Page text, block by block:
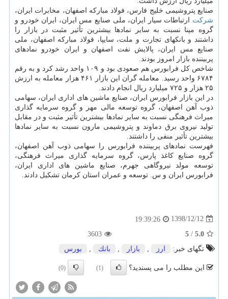
صنایع پتروشیمی خلیج فارس، فولاد مباركه اصفهان، مخابرات ایران،
شركت ارتباطات سیار ایران، ملی صنایع مس ایران، ایران خودرو و
گروه مپنا نسبت به سایر نمادها بیشترین تأثیر مثبت در بازار را
داشتند و بانكهای تجارت و ملت، سایپا، فولاد مباركه اصفهان، ملی
صنایع مس ایران، پالایش نفت اصفهان و ایران خودرو نمادهای
پربیننده بازار امروز بودند.
شاخص كل فرابورس هم صعودی بود و ۱۰۹ واحد رشد كرد و به رقم
۶۷۸۴ واحد رسید. معامله گران این بازار ۴۶۱ هزار معامله به ارزش
۲۵ هزار و ۷۲۵ میلیارد ریال انجام دادند.
در این بازار فرابورس ایران، صنایع ماشین های اداری ایران، سهامی
ذوب آهن اصفهان، گروه توسعه مالی مهر و گروه سرمایه گذاری
میراث فرهنگی نسبت به سایر نمادها بیشترین تأثیر مثبت و در مقابل
تولید نیروی برق دماوند و پتروشیمی مارون نسبت به سایر نمادها
بیشترین تأثیر منفی را داشتند.
فهرست نمادهای پربیننده فرابورس را سهامی ذوب آهن اصفهان،
گروه صنایع كاغذ پارس، گروه سرمایه گذاری میراث فرهنگی،
توسعه مولد نیروگاهی جهرم، صنایع ماشین های اداری ایران،
فرابورس ایران و س. توسعه و عمران استان كرمان تشكیل دادند.
1398/12/12
19:39:26
5.0
/
5
3603
تگهای خبر:
ارز , بازار , بانك , بورس
این مطلب را می پسندید؟ (1)
(0)